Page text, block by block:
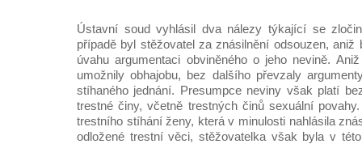
Ústavní soud vyhlásil dva nálezy týkající se
případě byl stěžovatel za znásilnění odsouzen,
úvahu argumentaci obviněného o jeho nevině.
umožnily obhajobu, bez dalšího převzaly
stíhaného jednání. Presumpce neviny však platí
trestné činy, včetně trestných činů sexuální
trestního stíhání ženy, která v minulosti nahlásila
odložené trestní věci, stěžovatelka však byla v